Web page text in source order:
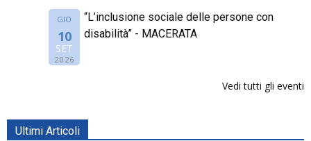
GIO
10
SET
2026
“L’inclusione sociale delle persone con
disabilità” - MACERATA
Vedi tutti gli eventi
Ultimi Articoli